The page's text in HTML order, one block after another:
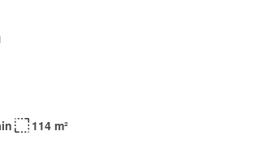
114 m²